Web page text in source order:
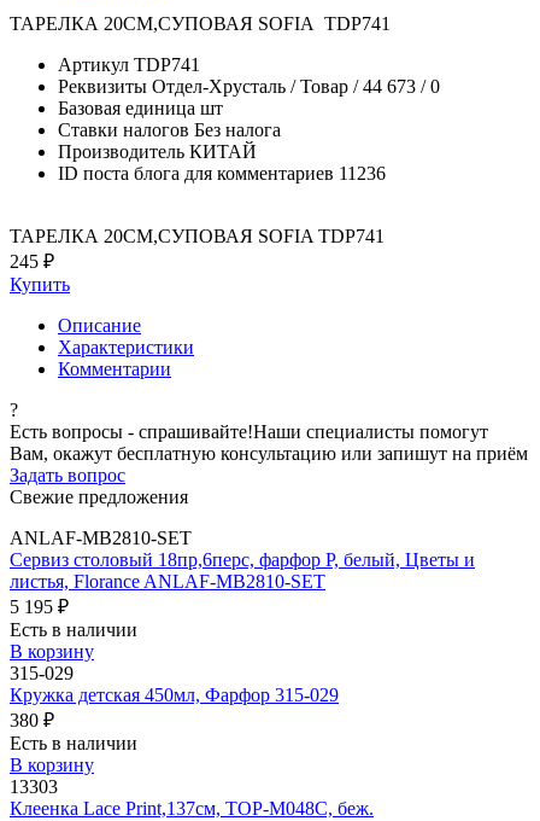
ТАРЕЛКА 20СМ,СУПОВАЯ SOFIA TDP741
Артикул TDP741
Реквизиты Отдел-Хрусталь / Товар / 44 673 / 0
Базовая единица шт
Ставки налогов Без налога
Производитель КИТАЙ
ID поста блога для комментариев 11236
ТАРЕЛКА 20СМ,СУПОВАЯ SOFIA TDP741
245 ₽
Купить
Описание
Характеристики
Комментарии
?
Есть вопросы - спрашивайте!Наши специалисты помогут
Вам, окажут бесплатную консультацию или запишут на приём
Задать вопрос
Свежие предложения
ANLAF-MB2810-SET
Сервиз столовый 18пр,6перс, фарфор P, белый, Цветы и
листья, Florance ANLAF-MB2810-SET
5 195 ₽
Есть в наличии
В корзину
315-029
Кружка детская 450мл, Фарфор 315-029
380 ₽
Есть в наличии
В корзину
13303
Клеенка Lace Print,137см, TOP-M048C, беж.